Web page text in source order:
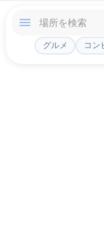
グルメ コン